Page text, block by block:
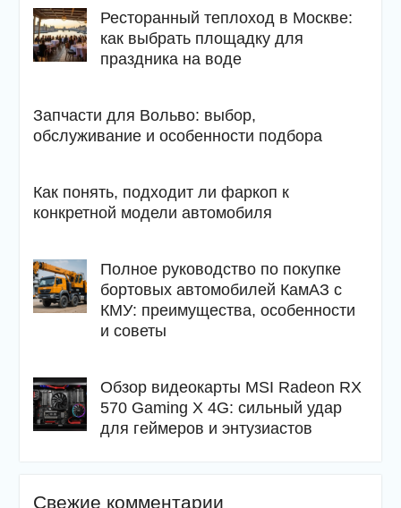
Ресторанный теплоход в Москве:
как выбрать площадку для
праздника на воде
Запчасти для Вольво: выбор,
обслуживание и особенности подбора
Как понять, подходит ли фаркоп к
конкретной модели автомобиля
Полное руководство по покупке
бортовых автомобилей КамАЗ с
КМУ: преимущества, особенности
и советы
Обзор видеокарты MSI Radeon RX
570 Gaming X 4G: сильный удар
для геймеров и энтузиастов
Свежие комментарии